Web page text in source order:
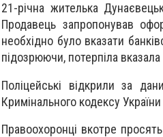
21-річна жителька
Продавець запропонував
необхідно було вказати
підозрюючи, потерпіла вказала
Поліцейські відкрили за
Кримінального кодексу
Правоохоронці вкотре